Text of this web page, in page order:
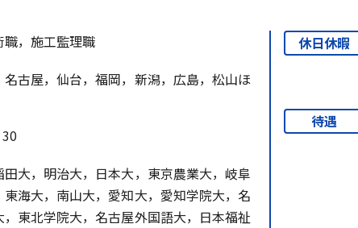
職，施工監理職
名古屋，仙台，福岡，新潟，広島，松山ほ
田大，明治大，日本大，東京農業大，岐阜
東海大，南山大，愛知大，愛知学院大，名
，東北学院大，名古屋外国語大，日本福祉
休日休暇
待遇